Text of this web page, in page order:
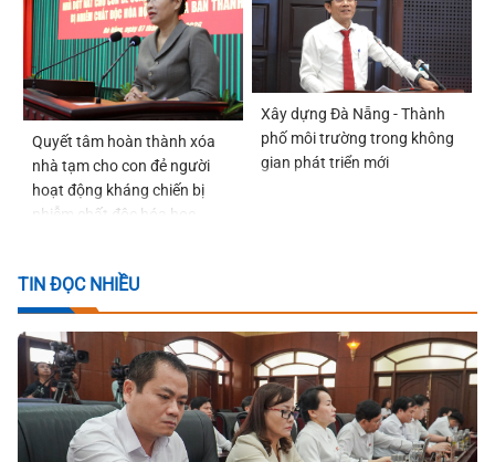
Quyết tâm hoàn thành xóa
nhà tạm cho con đẻ người
hoạt động kháng chiến bị
nhiễm chất độc hóa học
Xây dựng Đà Nẵng - Thành
phố môi trường trong không
gian phát triển mới
TIN ĐỌC NHIỀU